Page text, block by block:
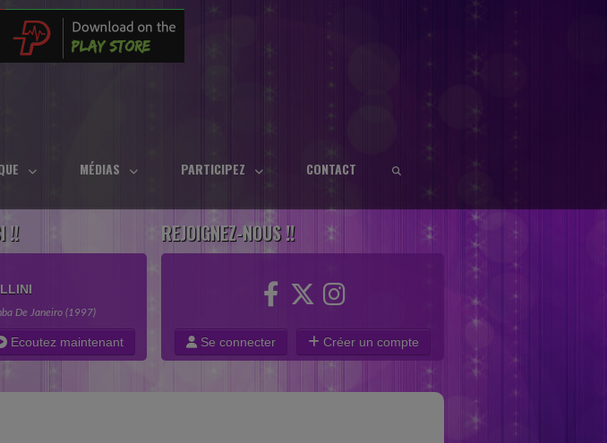
MÉDIAS PARTICIPEZ CONTACT
!!
De Janeiro (1997)
Ecoutez maintenant
REJOIGNEZ-NOUS !!
Se connecter Créer un compte